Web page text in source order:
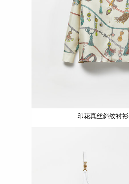
印花真丝斜纹衬衫